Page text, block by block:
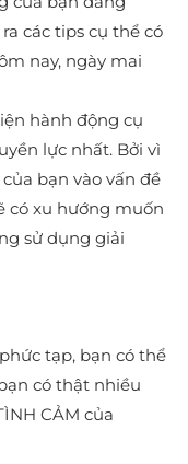
các tips cụ thể có
nay, ngày mai
hành động cụ
lực nhất. Bởi vì
bạn vào vấn đề
có xu hướng muốn
sử dụng giải
tạp, bạn có thể
có thật nhiều
CẢM của